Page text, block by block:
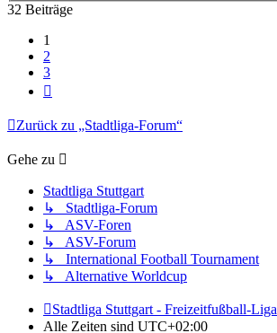
32 Beiträge
1
2
3
Zurück zu „Stadtliga-Forum“
Gehe zu
Stadtliga Stuttgart
↳ Stadtliga-Forum
↳ ASV-Foren
↳ ASV-Forum
↳ International Football Tournament
↳ Alternative Worldcup
Stadtliga Stuttgart - Freizeitfußball-Liga
Alle Zeiten sind UTC+02:00